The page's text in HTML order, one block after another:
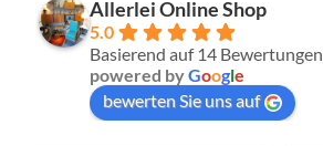
Allerlei Online Shop
5.0
Basierend auf 14 Bewertungen
powered byGoogle
bewerten Sie uns auf